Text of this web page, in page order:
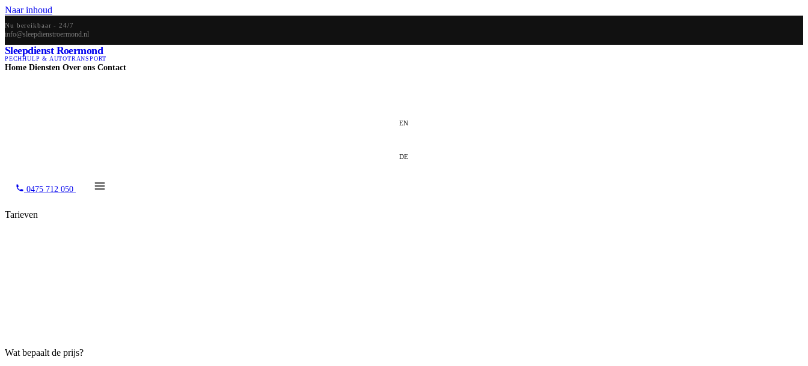
Naar inhoud
Nu bereikbaar - 24/7
info@sleepdienstroermond.nl
Sleepdienst Roermond
PECHHULP & AUTOTRANSPORT
Home Diensten Over ons Contact
EN
DE
0475 712 050
Tarieven
Wat bepaalt de prijs?